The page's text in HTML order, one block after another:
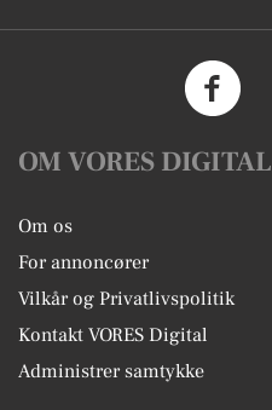
OM VORES DIGITAL
Om os
For annoncører
Vilkår og Privatlivspolitik
Kontakt VORES Digital
Administrer samtykke